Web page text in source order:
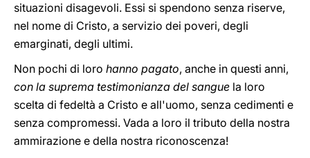
situazioni disagevoli. Essi si spendono senza riserve,
nel nome di Cristo, a servizio dei poveri, degli
emarginati, degli ultimi.
Non pochi di loro hanno pagato, anche in questi anni,
con la suprema testimonianza del sangue la loro
scelta di fedeltà a Cristo e all'uomo, senza cedimenti e
senza compromessi. Vada a loro il tributo della nostra
ammirazione e della nostra riconoscenza!